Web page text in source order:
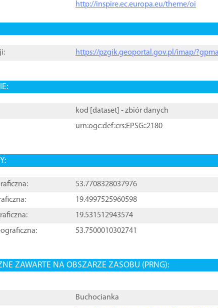
http://inspire.ec.europa.eu/theme/oi
https://pzgik.geoportal.gov.pl/imap/
kod [ dataset ] - zbiór danych
urn:ogc:def:crs:EPSG::2180
53.7708328037976
19.4997525960598
19.531512943574
53.7500010302741
ZAWARTE NA OBSZARZE ZASOBU (PRNG):
Buchocianka